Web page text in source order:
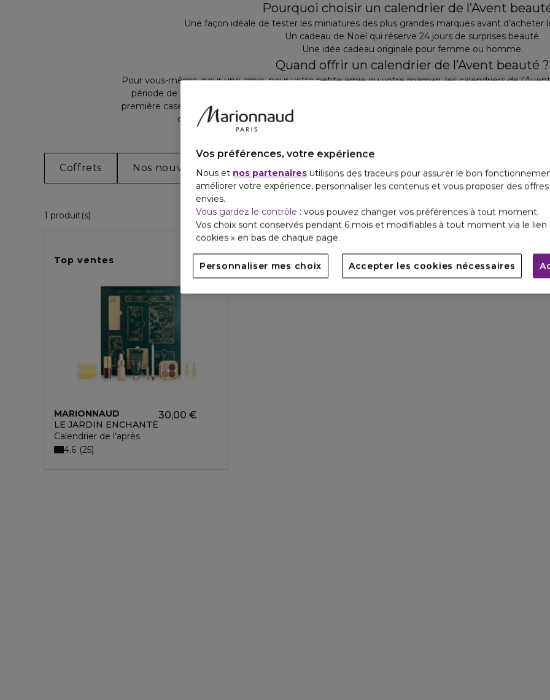
Pourquoi choisir un calendrier de l’Avent
Une façon idéale de tester les miniatures des plus grandes marques avant d’acheter
Un cadeau de Noël qui réserve 24 jours de surprises beauté.
Une idée cadeau originale pour femme ou homme.
Quand offrir un calendrier de l’Avent beauté ?
Pour vous-même, pour une amie, pour votre petite amie ou votre maman, les calendriers de
période de Noël encore plus magique. Commandez dès maintenant votre calendrier de l’Avent
première case le 1er décembre. Un calendrier de l’Avent pour femmes est une idée cadeau Noël
d’autres présents sous le sapin. Faites plaisir à vos proches en offrant chaque jour une
Coffrets Nos nouveautés Nos meilleures ventes Nos exclusivités
1 produit(s)
Top ventes
MARIONNAUD
LE JARDIN ENCHANTÉ
Calendrier de l'après
30,00 €
4.6 25
Vos préférences, votre expérience
Nous et nos partenaires utilisons des traceurs pour assurer le bon
améliorer votre expérience, personnaliser les contenus et vous proposer des
envies.
Vous gardez le contrôle : vous pouvez changer vos préférences à tout moment.
Vos choix sont conservés pendant 6 mois et modifiables à tout moment via le lien
cookies » en bas de chaque page.
Personnaliser mes choix Accepter les cookies nécessaires